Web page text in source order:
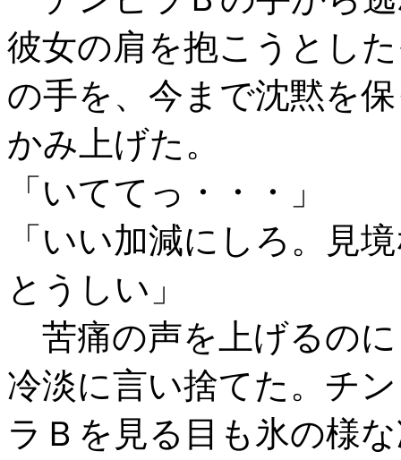
彼女の肩を抱こうとし
の手を、今まで沈黙を
かみ上げた。
「いててっ・・・」
「いい加減にしろ。見
とうしい」
苦痛の声を上げるの
冷淡に言い捨てた。チ
ラＢを見る目も氷の様